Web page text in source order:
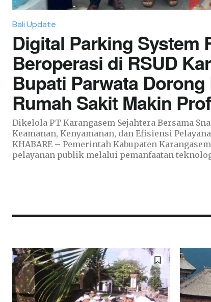
Bali Update
Digital Parking System
Beroperasi di RSUD
Bupati Parwata Dorong
Rumah Sakit Makin
Dikelola PT Karangasem Sejahtera Bersama
Keamanan, Kenyamanan, dan Efisiensi Pelayanan KARANGASEM, KEN-
KHABARE – Pemerintah Kabupaten
pelayanan publik melalui pemanfaatan